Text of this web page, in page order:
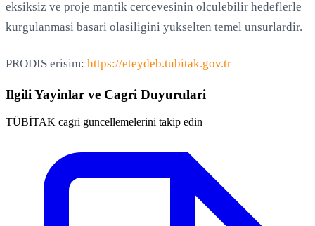
eksiksiz ve proje mantik cercevesinin olculebilir hedeflerle
kurgulanmasi basari olasiligini yukselten temel unsurlardir.
PRODIS erisim: https://eteydeb.tubitak.gov.tr
Ilgili Yayinlar ve Cagri Duyurulari
TÜBİTAK cagri guncellemelerini takip edin